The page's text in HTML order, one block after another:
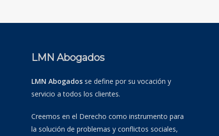
LMN Abogados
LMN Abogados se define por su vocación y
servicio a todos los clientes.
Creemos en el Derecho como instrumento para
la solución de problemas y conflictos sociales,